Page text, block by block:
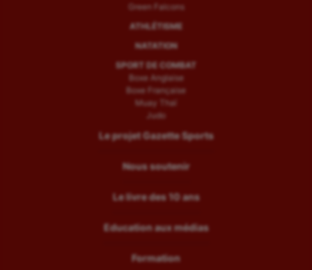
Green Falcons
ATHLÉTISME
NATATION
SPORT DE COMBAT
Boxe Anglaise
Boxe Française
Muay Thaï
Judo
Le projet Gazette Sports
Nous soutenir
Le livre des 10 ans
Education aux médias
Formation